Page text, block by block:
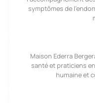
symptômes de
Maison Ederra
santé et praticiens
humaine et